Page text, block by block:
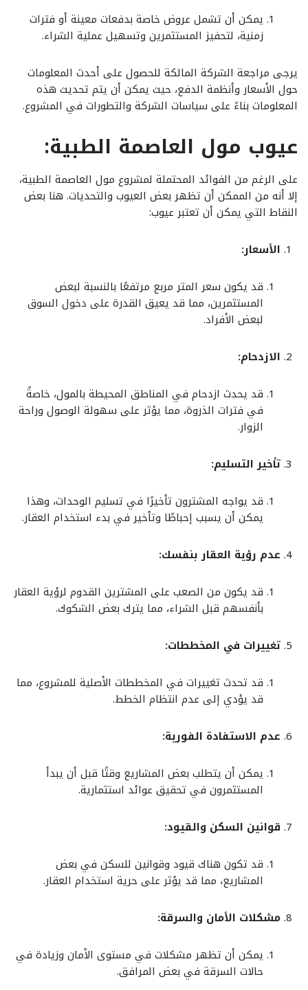
يمكن أن تشمل عروض خاصة بدفعات معينة أو فترات
زمنية، لتحفيز المستثمرين وتسهيل عملية الشراء.
يرجى مراجعة الشركة المالكة للحصول على أحدث المعلومات
حول الأسعار وأنظمة الدفع، حيث يمكن أن يتم تحديث هذه
المعلومات بناءً على سياسات الشركة والتطورات في المشروع.
عيوب مول العاصمة الطبية:
على الرغم من الفوائد المحتملة لمشروع مول العاصمة الطبية،
إلا أنه من الممكن أن تظهر بعض العيوب والتحديات. هنا بعض
النقاط التي يمكن أن تعتبر عيوب:
الأسعار:
قد يكون سعر المتر مربع مرتفعًا بالنسبة لبعض
المستثمرين، مما قد يعيق القدرة على دخول السوق
لبعض الأفراد.
الازدحام:
قد يحدث ازدحام في المناطق المحيطة بالمول، خاصةً
في فترات الذروة، مما يؤثر على سهولة الوصول وراحة
الزوار.
تأخير التسليم:
قد يواجه المشترون تأخيرًا في تسليم الوحدات، وهذا
يمكن أن يسبب إحباطًا وتأخير في بدء استخدام العقار.
عدم رؤية العقار بنفسك:
قد يكون من الصعب على المشترين القدوم لرؤية العقار
بأنفسهم قبل الشراء، مما يترك بعض الشكوك.
تغييرات في المخططات:
قد تحدث تغييرات في المخططات الأصلية للمشروع، مما
قد يؤدي إلى عدم انتظام الخطط.
عدم الاستفادة الفورية:
يمكن أن يتطلب بعض المشاريع وقتًا قبل أن يبدأ
المستثمرون في تحقيق عوائد استثمارية.
قوانين السكن والقيود:
قد تكون هناك قيود وقوانين للسكن في بعض
المشاريع، مما قد يؤثر على حرية استخدام العقار.
مشكلات الأمان والسرقة:
يمكن أن تظهر مشكلات في مستوى الأمان وزيادة في
حالات السرقة في بعض المرافق.